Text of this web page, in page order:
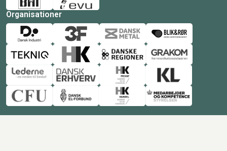
Organisationer